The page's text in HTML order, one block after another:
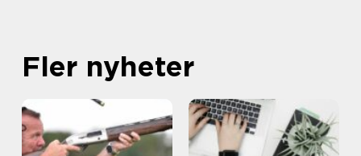
Fler nyheter